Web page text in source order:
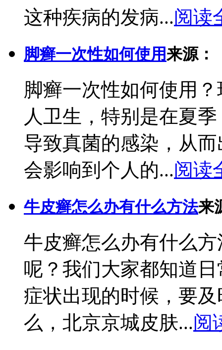
这种疾病的发病...阅读
脚癣一次性如何使用来源：
脚癣一次性如何使用
人卫生，特别是在夏
导致真菌的感染，从
会影响到个人的...阅读
牛皮癣怎么办有什么方法来
牛皮癣怎么办有什么
呢？我们大家都知道
症状出现的时候，要
么，北京京城皮肤...阅